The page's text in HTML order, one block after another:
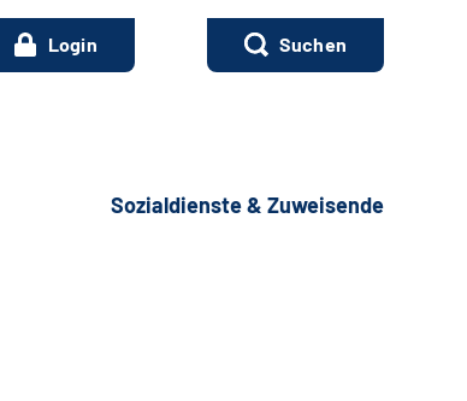
Login Suchen
Sozialdienste & Zuweisende